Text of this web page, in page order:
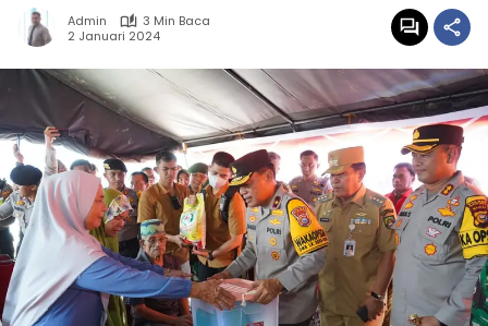
Admin
3 Min Baca
2 Januari 2024